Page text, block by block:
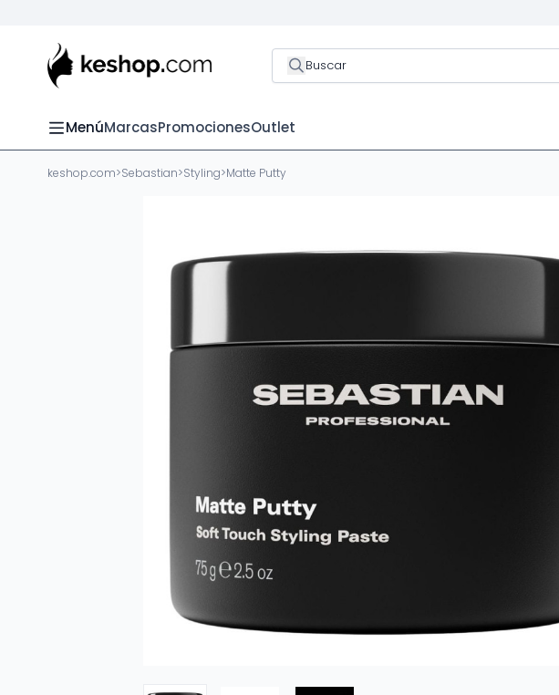
Buscar
MenúMarcasPromocionesOutlet
keshop.com>Sebastian>Styling>Matte Putty